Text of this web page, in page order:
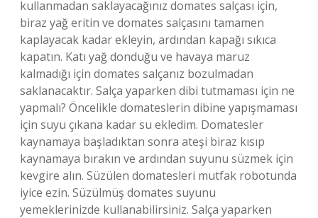
kullanmadan saklayacağınız domates salçası için,
biraz yağ eritin ve domates salçasını tamamen
kaplayacak kadar ekleyin, ardından kapağı sıkıca
kapatın. Katı yağ donduğu ve havaya maruz
kalmadığı için domates salçanız bozulmadan
saklanacaktır. Salça yaparken dibi tutmaması için ne
yapmalı? Öncelikle domateslerin dibine yapışmaması
için suyu çıkana kadar su ekledim. Domatesler
kaynamaya başladıktan sonra ateşi biraz kısıp
kaynamaya bırakın ve ardından suyunu süzmek için
kevgire alın. Süzülen domatesleri mutfak robotunda
iyice ezin. Süzülmüş domates suyunu
yemeklerinizde kullanabilirsiniz. Salça yaparken